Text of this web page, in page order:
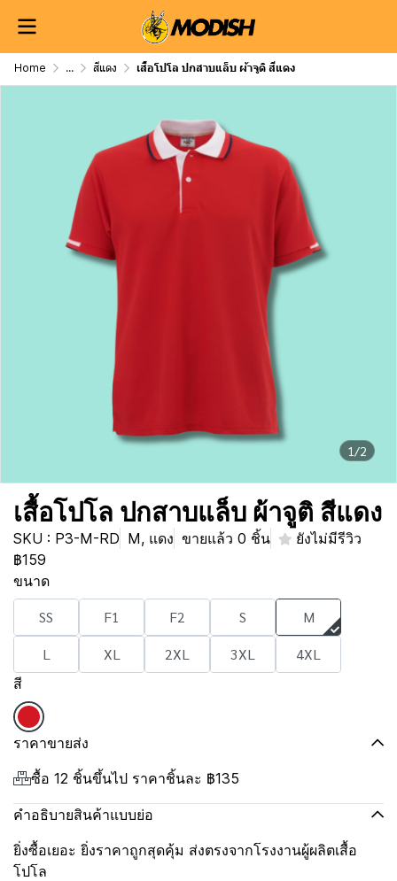
Home ... สีแดง เสื้อโปโล ปกสาบแล็บ ผ้าจูติ สีแดง
1/2
เสื้อโปโล ปกสาบแล็บ ผ้าจูติ สีแดง
SKU : P3-M-RD M, แดง ขายแล้ว 0 ชิ้น
ยังไม่มีรีวิว
฿159
ขนาด
SS F1 F2 S
M
L
XL 2XL 3XL 4XL
สี
ราคาขายส่ง
ซื้อ 12 ชิ้นขึ้นไป ราคาชิ้นละ ฿135
คำอธิบายสินค้าแบบย่อ
ยิ่งซื้อเยอะ ยิ่งราคาถูกสุดคุ้ม ส่งตรงจากโรงงานผู้ผลิตเสื้อ
โปโล